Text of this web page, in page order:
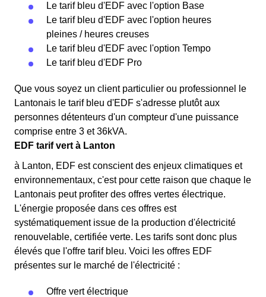
Le tarif bleu d'EDF avec l'option Base
Le tarif bleu d'EDF avec l'option heures
pleines / heures creuses
Le tarif bleu d'EDF avec l'option Tempo
Le tarif bleu d'EDF Pro
Que vous soyez un client particulier ou professionnel le
Lantonais le tarif bleu d'EDF s'adresse plutôt aux
personnes détenteurs d'un compteur d'une puissance
comprise entre 3 et 36kVA.
EDF tarif vert à Lanton
à Lanton, EDF est conscient des enjeux climatiques et
environnementaux, c'est pour cette raison que chaque le
Lantonais peut profiter des offres vertes électrique.
L'énergie proposée dans ces offres est
systématiquement issue de la production d'électricité
renouvelable, certifiée verte. Les tarifs sont donc plus
élevés que l'offre tarif bleu. Voici les offres EDF
présentes sur le marché de l'électricité :
Offre vert électrique